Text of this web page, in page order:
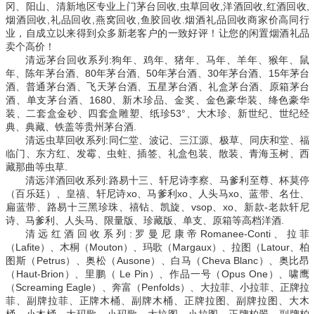
冈、阳山、清新地区专业上门茅台回收,虫草回收,洋酒回收,红酒回收,
烟酒回收,礼品回收,燕窝回收,鱼胶回收.烟酒礼品回收商家价高同行
业，自成立以来得到众多新老客户的一致好评！让您的闲置烟酒礼品
卖个高价！
清远茅台回收系列:狗年、鸡年、猪年、马年、羊年、猴年、鼠
年、陈年茅台酒、80年茅台酒、50年茅台酒、30年茅台酒、15年茅台
酒、普通茅台酒、飞天茅台酒、五星茅台酒、礼盒茅台酒、原箱茅台
酒、单支茅台酒、1680、新木珍品、金奖、金色豪华装、绛色豪华
装、二套盒金砂、四套盒雕塑、纸珍53°、大木珍、新世纪、世纪经
典、典藏、铁盖等贵州茅台酒.
清远虫草回收系列:同仁堂、波记、三江源、极草、同庆和堂、福
临门、东方红、发霉、虫蛀、插签、礼盒包装、散装、青海玉树、西
藏那曲等虫草.
清远洋酒回收系列:路易十三、轩尼诗李察、马爹利至尊、杯莫停
（百乐廷）、皇禧、轩尼诗xo、马爹利xo、人头马xo、蓝带、名仕、
扁蓝带、路易十三黑珍珠、禧钻、凯旋、vsop、xo、新款-老款轩尼
诗、马爹利、人头马、限量版、珍藏版、单支、原箱等高档洋酒.
清远红酒回收系列:罗曼尼康帝Romanee-Conti、拉菲
（Lafite）、木桐（Mouton）、玛歌（Margaux）、拉图（Latour、柏
图斯（Petrus）、奥松（Ausone）、白马（Cheva Blanc）、奥比昂
（Haut-Brion）、里鹏（ Le Pin）、作品一号（Opus One）、啸鹰
（Screaming Eagle）、奔富（Penfolds）、大拉菲、小拉菲、正牌拉
菲、副牌拉菲、正牌木桶、副牌木桶、正牌拉图、副牌拉图、大木